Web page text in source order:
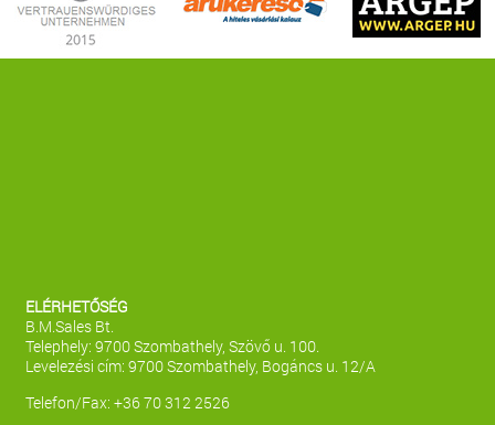
ELÉRHETŐSÉG
B.M.Sales Bt.
Telephely: 9700 Szombathely, Szövő u. 100.
Levelezési cím: 9700 Szombathely, Bogáncs u. 12/A
Telefon/Fax: +36 70 312 2526